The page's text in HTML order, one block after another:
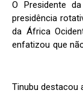
O Presidente
presidência
da África
enfatizou que
Tinubu destacou